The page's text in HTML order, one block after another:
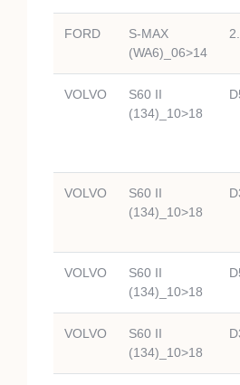
FORD
S-MAX
(WA6)_06>14
VOLVO
S60 II
(134)_10>18
VOLVO
S60 II
(134)_10>18
VOLVO
S60 II
(134)_10>18
VOLVO
S60 II
(134)_10>18